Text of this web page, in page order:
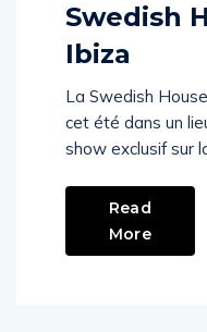
Swedish
Ibiza
La Swedish
cet été dans un
show exclusif sur
Read
More